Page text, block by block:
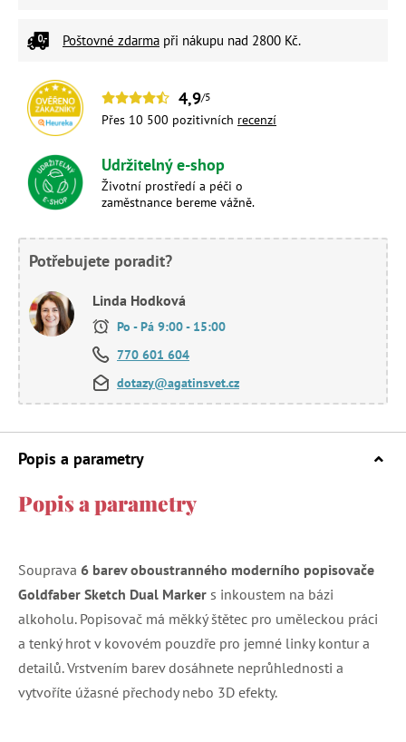
Poštovné zdarma při nákupu nad 2800 Kč.
4,9/5
Přes 10 500 pozitivních recenzí
Udržitelný e-shop
Životní prostředí a péči o
zaměstnance bereme vážně.
Potřebujete poradit?
Linda Hodková
Po - Pá 9:00 - 15:00
770 601 604
dotazy@agatinsvet.cz
Popis a parametry
Popis a parametry
Souprava 6 barev oboustranného moderního popisovače
Goldfaber Sketch Dual Marker s inkoustem na bázi
alkoholu. Popisovač má měkký štětec pro uměleckou práci
a tenký hrot v kovovém pouzdře pro jemné linky kontur a
detailů. Vrstvením barev dosáhnete neprůhlednosti a
vytvoříte úžasné přechody nebo 3D efekty.